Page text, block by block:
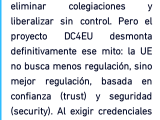
eliminar colegiaciones y
liberalizar sin control. Pero el
proyecto DC4EU desmonta
definitivamente ese mito: la UE
no busca menos regulación, sino
mejor regulación, basada en
confianza (trust) y seguridad
(security). Al exigir credenciales